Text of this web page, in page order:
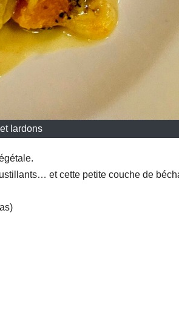
lardons
et cette petite couche de